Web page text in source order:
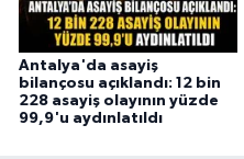
Antalya'da asayiş
bilançosu açıklandı: 12 bin
228 asayiş olayının yüzde
99,9'u aydınlatıldı